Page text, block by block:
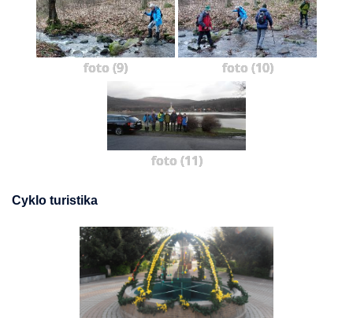
foto (9) foto (10)
foto (11)
Cyklo turistika